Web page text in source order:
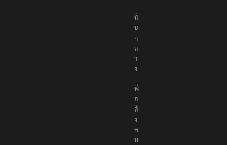
เ
ป็
น
ก
ล
า
ง
เ
พื่
อ
สั
ง
ค
ม